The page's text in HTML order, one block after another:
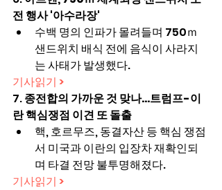
전 행사 '아수라장'
수백 명의 인파가 몰려들며 750ｍ
샌드위치 배식 전에 음식이 사라지
는 사태가 발생했다.
기사읽기 >
7. 종전합의 가까운 것 맞나…트럼프-이
란 핵심쟁점 이견 또 돌출
핵, 호르무즈, 동결자산 등 핵심 쟁점
서 미국과 이란의 입장차 재확인되
며 타결 전망 불투명해졌다.
기사읽기 >